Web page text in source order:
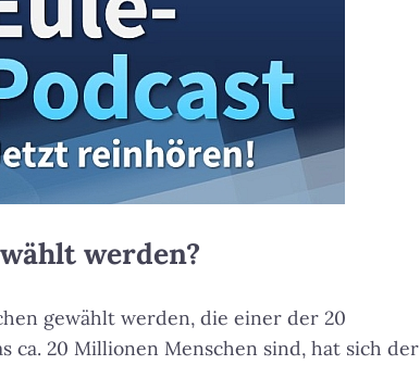
werden?
gewählt werden, die einer der 20
ca. 20 Millionen Menschen sind, hat sich der